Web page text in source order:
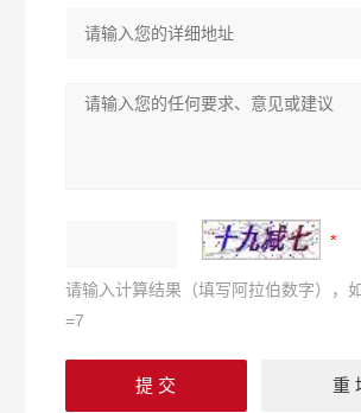
请输入计算结果（填写阿拉伯数字），
=7